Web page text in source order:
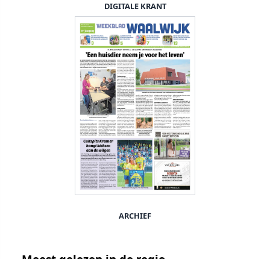
DIGITALE KRANT
ARCHIEF